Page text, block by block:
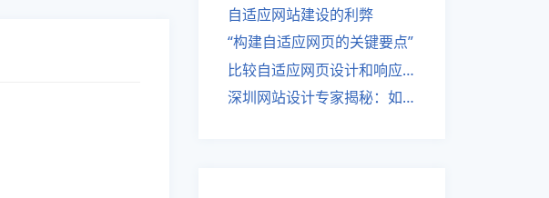
自适应网站建设的利弊
“构建自适应网页的关键要点”
比较自适应网页设计和响应式网站的差异
深圳网站设计专家揭秘：如何实现自适应网页设计